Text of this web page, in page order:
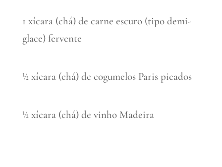
1 xícara (chá) de carne escuro (tipo demi-
glace) fervente
½ xícara (chá) de cogumelos Paris picados
½ xícara (chá) de vinho Madeira